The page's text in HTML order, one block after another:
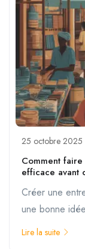
25 octobre 2025
Comment
efficace avant
Créer une
une bonne
Lire la suite